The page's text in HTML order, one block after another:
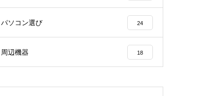
パソコン選び 24
周辺機器 18